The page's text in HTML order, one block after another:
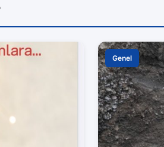
Genel